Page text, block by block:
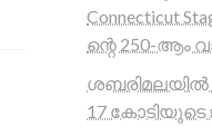
Connecticut
ന്റെ 250-ആം
17 കോടിയുടെ